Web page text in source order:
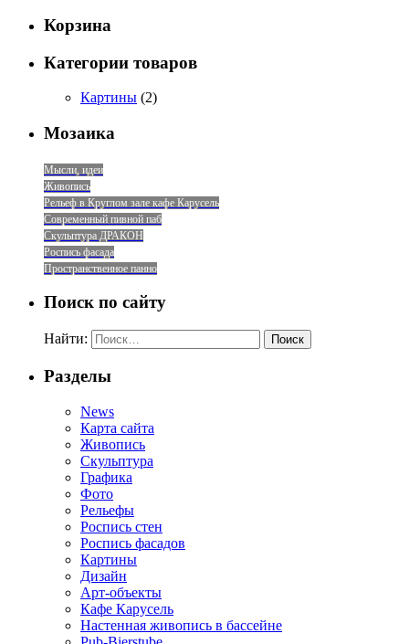
Корзина
Категории товаров
Картины (2)
Мозаика
Мысли, идеи
Живопись
Рельеф в Круглом зале кафе Карусель
Современный пивной паб
Скульптура ДРАКОН
Роспись фасада
Пространственное панно
Поиск по сайту
Найти:
Разделы
News
Карта сайта
Живопись
Скульптура
Графика
Фото
Рельефы
Роспись стен
Роспись фасадов
Картины
Дизайн
Арт-объекты
Кафе Карусель
Настенная живопись в бассейне